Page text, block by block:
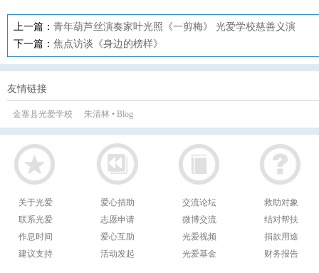
上一篇： 青年葫芦丝演奏家叶光照《一剪梅》 光爱学校慈善义演
下一篇： 焦点访谈《身边的榜样》
友情链接
金寨县光爱学校 朱清林 • Blog
关于光爱
联系光爱
作息时间
建议支持
爱心捐助
志愿申请
爱心互助
活动发起
交流论坛
微博交流
光爱视频
光爱基金
救助对象
结对帮扶
捐款用途
财务报告